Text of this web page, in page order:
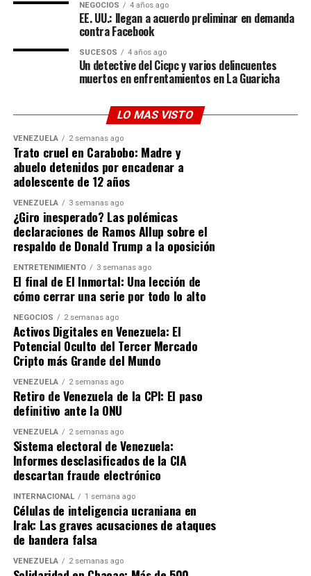
desplegarán tras las conversaciones diplomáticas y
militares en curso.
NEGOCIOS 4 años ago
EE. UU.: llegan a acuerdo preliminar en demanda
contra Facebook
SUCESOS 4 años ago
Un detective del Cicpc y varios delincuentes
muertos en enfrentamientos en La Guaricha
LO MAS VISTO
VENEZUELA 2 semanas ago
Trato cruel en Carabobo: Madre y
abuelo detenidos por encadenar a
adolescente de 12 años
VENEZUELA 3 semanas ago
¿Giro inesperado? Las polémicas
declaraciones de Ramos Allup sobre el
respaldo de Donald Trump a la oposición
ENTRETENIMIENTO 3 semanas ago
El final de El Inmortal: Una lección de
cómo cerrar una serie por todo lo alto
NEGOCIOS 2 semanas ago
Activos Digitales en Venezuela: El
Potencial Oculto del Tercer Mercado
Cripto más Grande del Mundo
VENEZUELA 2 semanas ago
Retiro de Venezuela de la CPI: El paso
definitivo ante la ONU
VENEZUELA 2 semanas ago
Sistema electoral de Venezuela:
Informes desclasificados de la CIA
descartan fraude electrónico
INTERNACIONAL 1 semana ago
Células de inteligencia ucraniana en
Irak: Las graves acusaciones de ataques
de bandera falsa
VENEZUELA 2 semanas ago